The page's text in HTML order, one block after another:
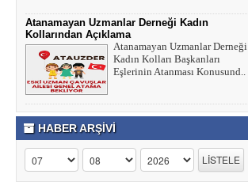
Yrd.Doç.Dr. İBRAHİM BAYKAN
Bu Bir Kısım Toplum; Adam Olmaz!!
Atanamayan Uzmanlar Derneği Kadın
Kollarından Açıklama
Atanamayan Uzmanlar Derneği
Kadın Kolları Başkanları
Eşlerinin Atanması Konusund..
HABER ARŞİVİ